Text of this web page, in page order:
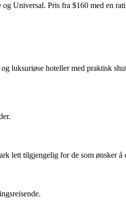
Universal. Pris fra $160 med en
luksuriøse hoteller med praktisk
lett tilgjengelig for de som ønsker å